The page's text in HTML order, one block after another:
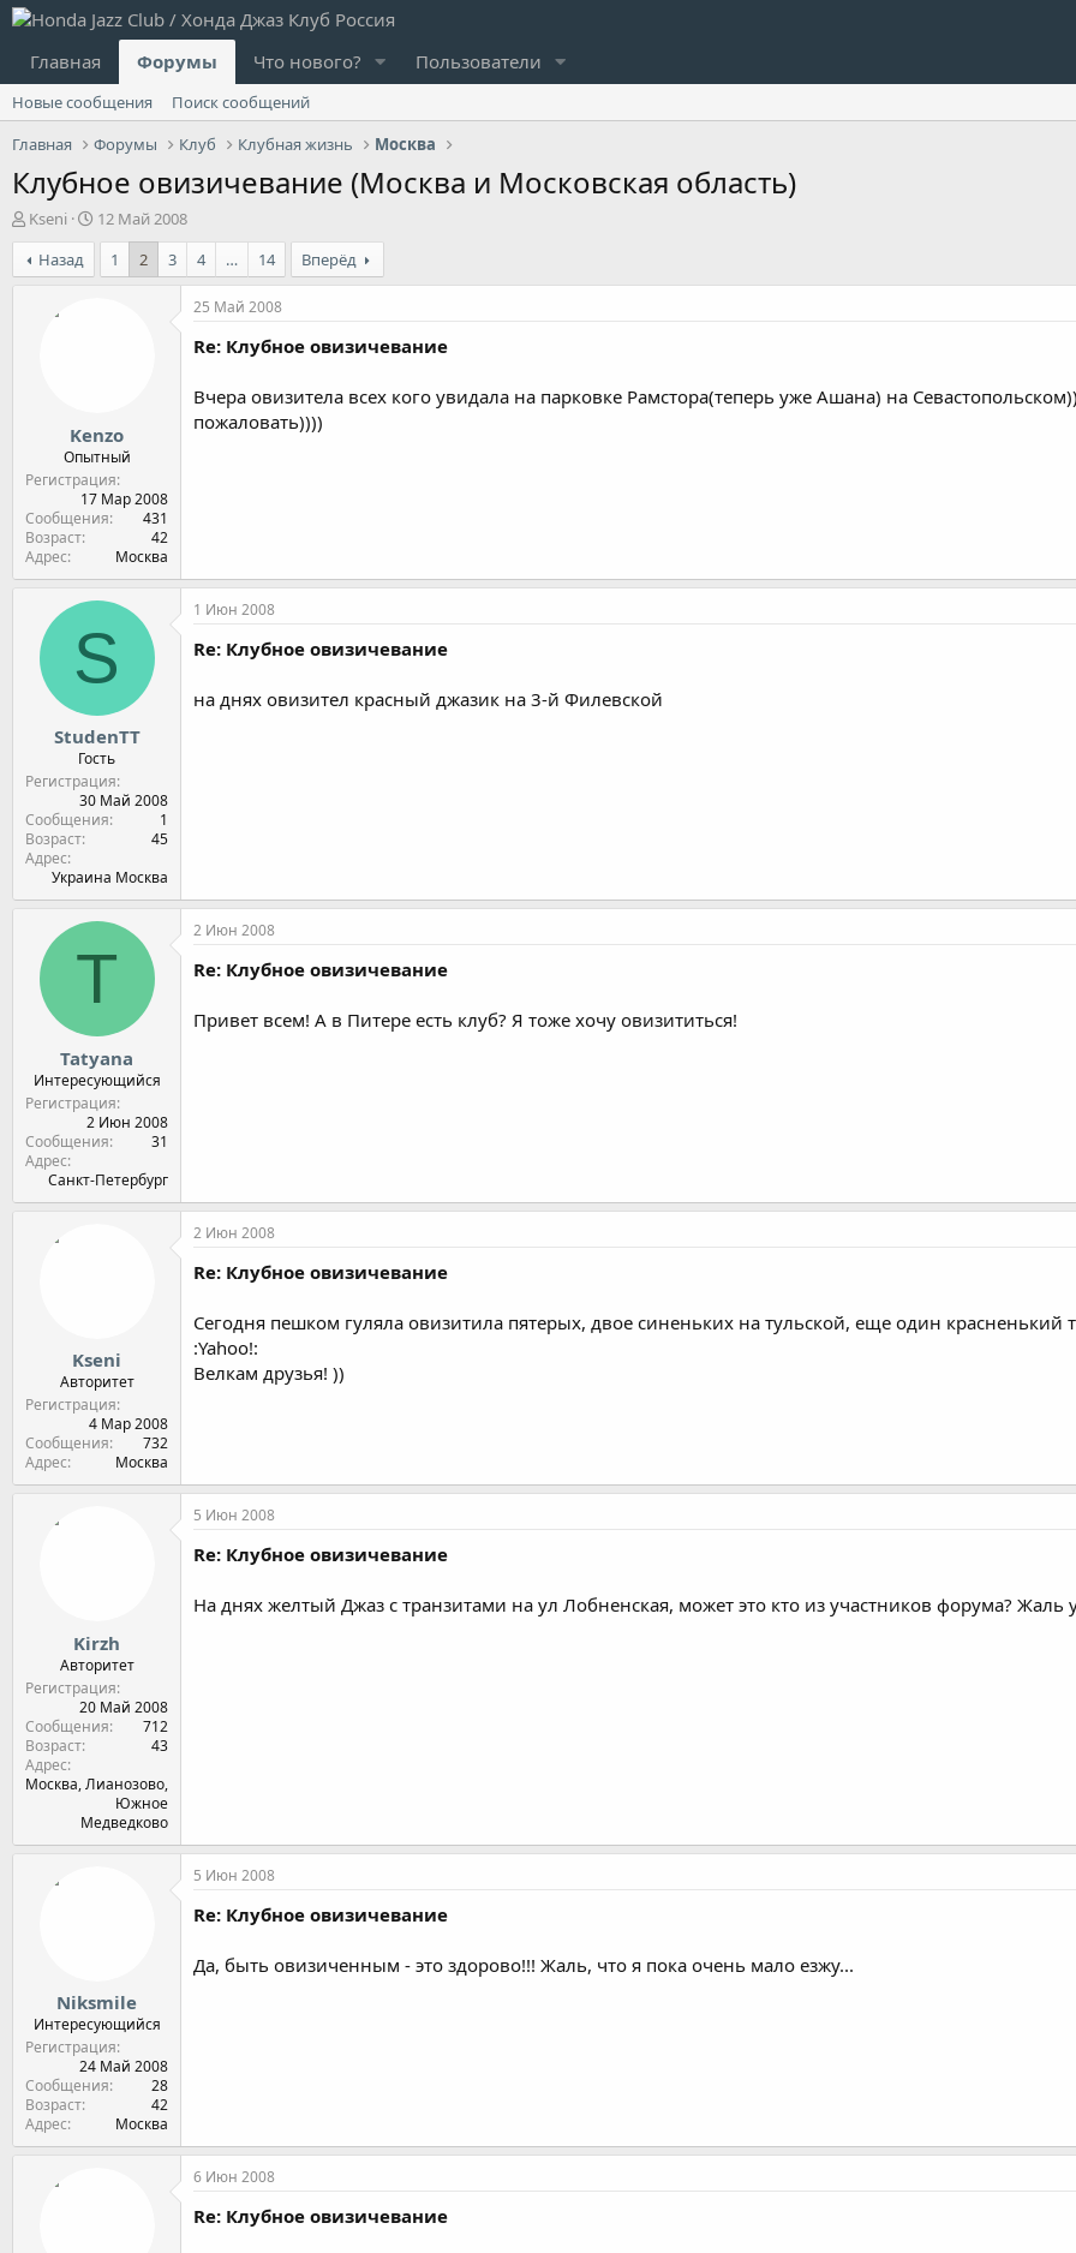
Главная Форумы Что нового? Пользователи
Новые сообщения
Поиск сообщений
Главная
Форумы Клуб Клубная жизнь Москва
Клубное овизичевание (Москва и Московская область)
А
в
т
о
Kseni
Д
а
а
12 Май 2008
Назад
1 2 3 4 … 14 Вперёд
Kenzo
Опытный
Регистрация
17 Мар 2008
Сообщения
431
Возраст
42
Адрес
Москва
25 Май 2008
Re: Клубное овизичевание
Вчера овизитела всех кого увидала на парковке Рамстора(теперь уже Ашана) на
пожаловать))))
S
StudenTT
Гость
Регистрация
30 Май 2008
Сообщения
1
Возраст
45
Адрес
Украина Москва
1 Июн 2008
Re: Клубное овизичевание
на днях овизител красный джазик на 3-й Филевской
T
Tatyana
Интересующийся
Регистрация
2 Июн 2008
Сообщения
31
Адрес
Санкт-Петербург
2 Июн 2008
Re: Клубное овизичевание
Привет всем! А в Питере есть клуб? Я тоже хочу овизититься!
Kseni
Авторитет
Регистрация
4 Мар 2008
Сообщения
732
Адрес
Москва
2 Июн 2008
Re: Клубное овизичевание
Сегодня пешком гуляла овизитила пятерых, двое синеньких на тульской, еще один
:Yahoo!:
Велкам друзья! ))
Kirzh
Авторитет
Регистрация
20 Май 2008
Сообщения
712
Возраст
43
Адрес
Москва, Лианозово,
Южное
Медведково
5 Июн 2008
Re: Клубное овизичевание
На днях желтый Джаз с транзитами на ул Лобненская, может это кто из участников форума?
Niksmile
Интересующийся
Регистрация
24 Май 2008
Сообщения
28
Возраст
42
Адрес
Москва
5 Июн 2008
Re: Клубное овизичевание
Да, быть овизиченным - это здорово!!! Жаль, что я пока очень мало езжу...
6 Июн 2008
Re: Клубное овизичевание